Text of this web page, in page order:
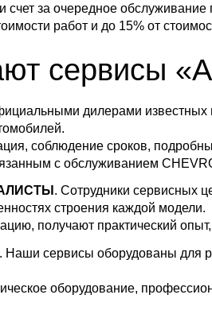
за очередное
работ и до 15% от
сервисы
дилерами
соблюдение сроков,
с обслуживанием
. Сотрудники сервисных
строения каждой модели.
получают практический
. Наши сервисы оборудованы для
оборудование,